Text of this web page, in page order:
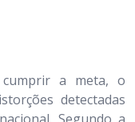
a meta, o
detectadas